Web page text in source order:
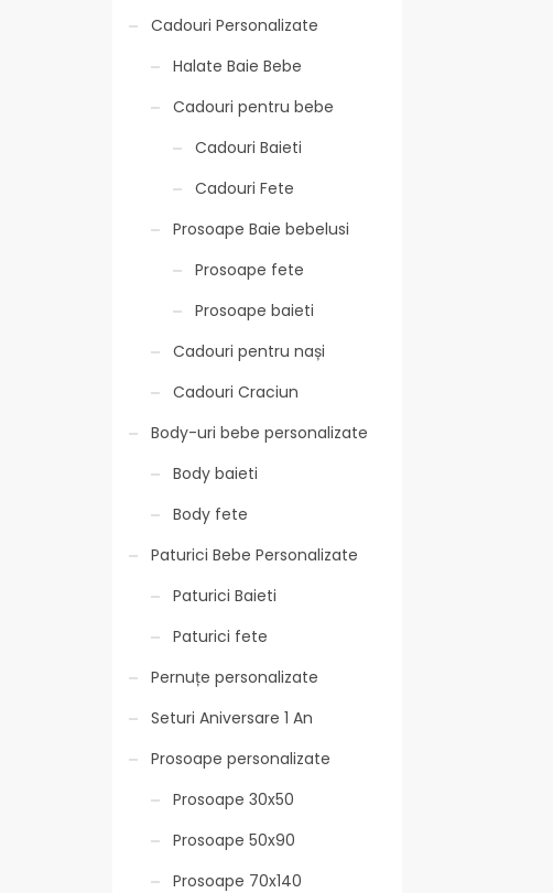
Cadouri Personalizate
Halate Baie Bebe
Cadouri pentru bebe
Cadouri Baieti
Cadouri Fete
Prosoape Baie bebelusi
Prosoape fete
Prosoape baieti
Cadouri pentru nași
Cadouri Craciun
Body-uri bebe personalizate
Body baieti
Body fete
Paturici Bebe Personalizate
Paturici Baieti
Paturici fete
Pernuțe personalizate
Seturi Aniversare 1 An
Prosoape personalizate
Prosoape 30x50
Prosoape 50x90
Prosoape 70x140